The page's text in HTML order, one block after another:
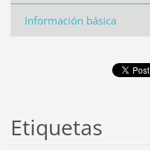
Información básica
Etiquetas